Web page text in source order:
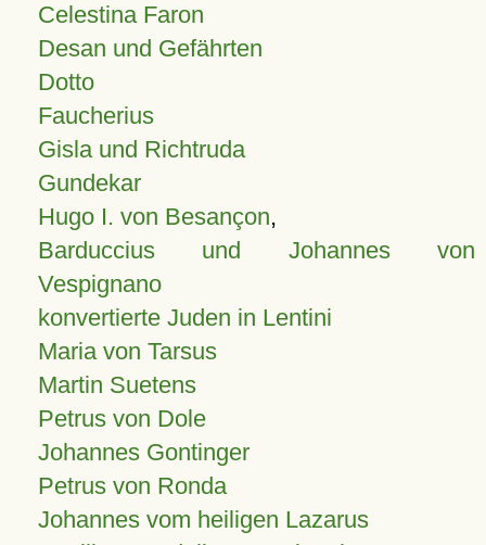
Celestina Faron
Desan und Gefährten
Dotto
Faucherius
Gisla und Richtruda
Gundekar
Hugo I. von Besançon,
Barduccius und Johannes von
Vespignano
konvertierte Juden in Lentini
Maria von Tarsus
Martin Suetens
Petrus von Dole
Johannes Gontinger
Petrus von Ronda
Johannes vom heiligen Lazarus